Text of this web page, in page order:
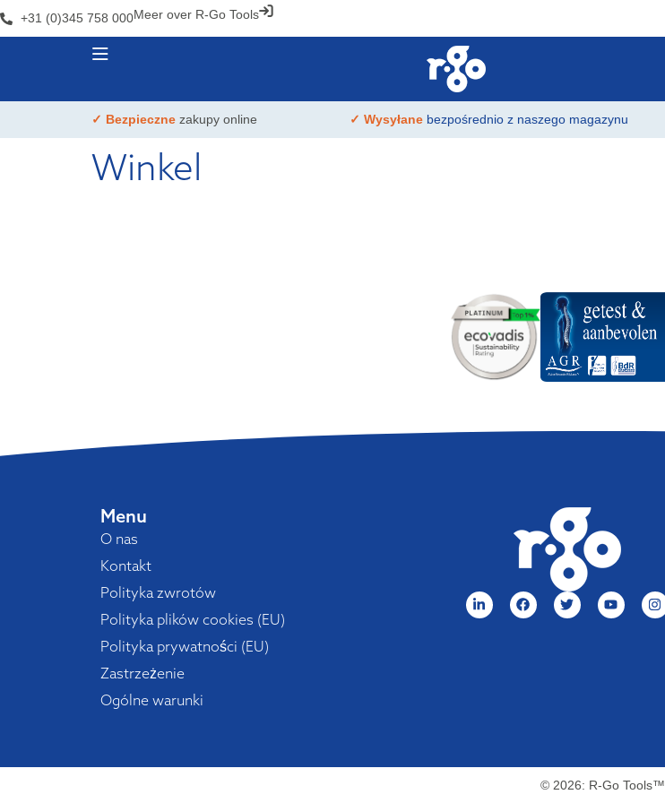
+31 (0)345 758 000Meer over R-Go Tools
✓ Bezpieczne zakupy online ✓ Wysyłane bezpośrednio z naszego magazynu
Winkel
Menu
O nas
Kontakt
Polityka zwrotów
Polityka plików cookies (EU)
Polityka prywatności (EU)
Zastrzeżenie
Ogólne warunki
© 2026: R-Go Tools™